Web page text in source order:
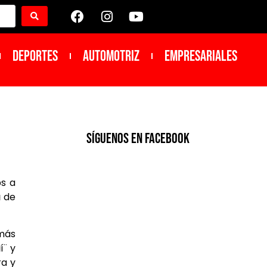
DEPORTES Automotriz Empresariales
a
de
y
y
SíGUENOS EN FACEBOOK